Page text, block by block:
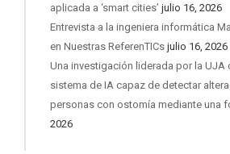
aplicada a ‘smart cities’ julio 16, 2026
Entrevista a la ingeniera informática
en Nuestras ReferenTICs julio 16, 2026
Una investigación liderada por la UJA
sistema de IA capaz de detectar
personas con ostomía mediante una
2026